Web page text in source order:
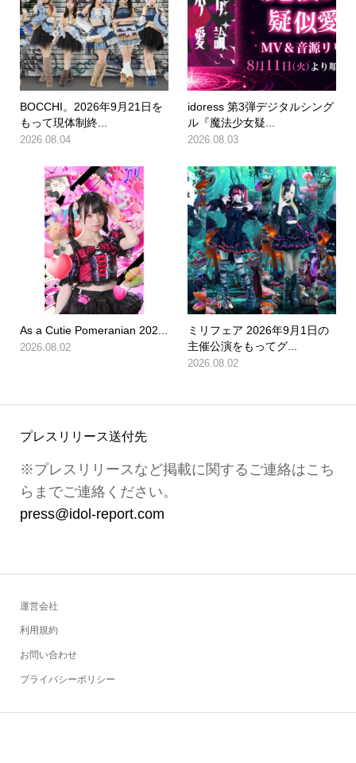
BOCCHI。2026年9月21日を
もって現体制終...
2026.08.04
idoress 第3弾デジタルシング
ル『魔法少女疑...
2026.08.03
As a Cutie Pomeranian 202...
2026.08.02
ミリフェア 2026年9月1日の
主催公演をもってグ...
2026.08.02
プレスリリース送付先
※プレスリリースなど掲載に関するご連絡はこち
らまでご連絡ください。
press@idol-report.com
運営会社
利用規約
お問い合わせ
プライバシーポリシー